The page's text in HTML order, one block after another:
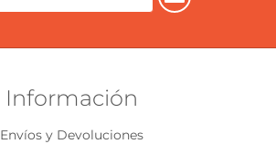
Información
Envíos y Devoluciones